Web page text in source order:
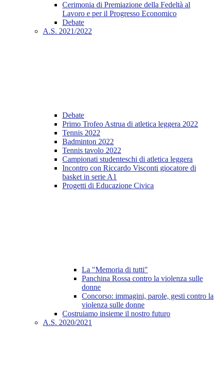
Cerimonia di Premiazione della Fedeltà al
Lavoro e per il Progresso Economico
Debate
A.S. 2021/2022
Debate
Primo Trofeo Astrua di atletica leggera 2022
Tennis 2022
Badminton 2022
Tennis tavolo 2022
Campionati studenteschi di atletica leggera
Incontro con Riccardo Visconti giocatore di
basket in serie A1
Progetti di Educazione Civica
La "Memoria di tutti"
Panchina Rossa contro la violenza sulle
donne
Concorso: immagini, parole, gesti contro la
violenza sulle donne
Costruiamo insieme il nostro futuro
A.S. 2020/2021